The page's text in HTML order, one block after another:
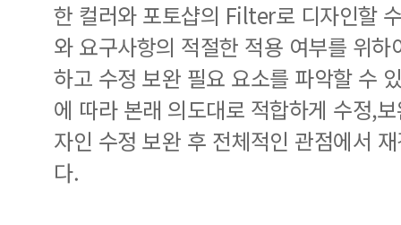
한 컬러와 포토샵의 Filter로 디자인할
와 요구사항의 적절한 적용 여부를 위
하고 수정 보완 필요 요소를 파악할 수
에 따라 본래 의도대로 적합하게 수정,
자인 수정 보완 후 전체적인 관점에서
다.